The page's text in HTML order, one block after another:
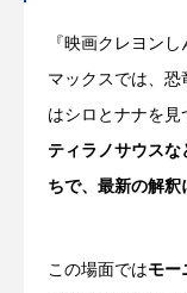
『映画クレヨン
マックスでは、恐
はシロとナナを見
ティラノサウスな
ちで、最新の解釈
この場面ではモー